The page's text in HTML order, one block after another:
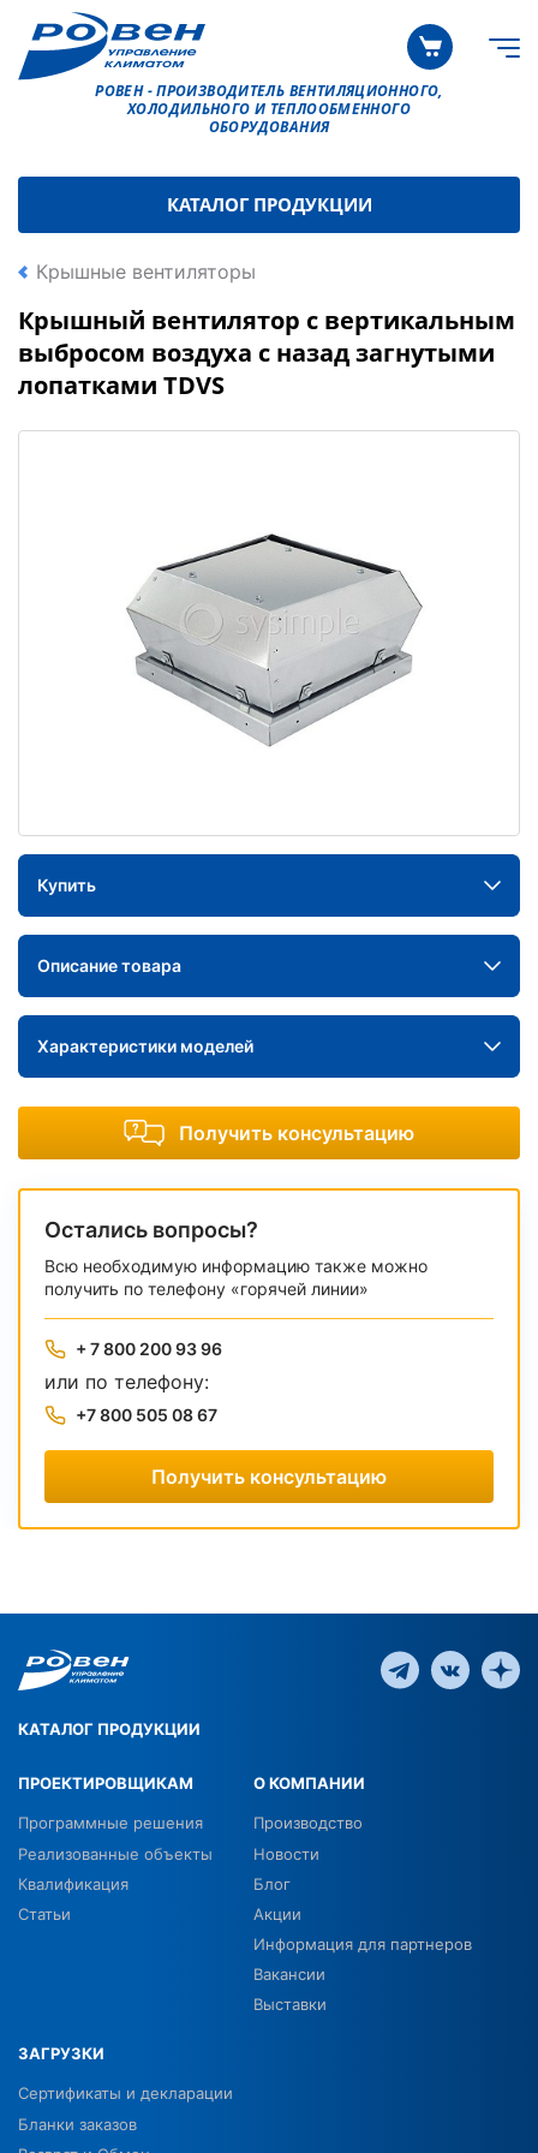
РОВЕН - ПРОИЗВОДИТЕЛЬ ВЕНТИЛЯЦИОННОГО,
ХОЛОДИЛЬНОГО И ТЕПЛООБМЕННОГО
ОБОРУДОВАНИЯ
КАТАЛОГ ПРОДУКЦИИ
Крышные вентиляторы
Крышный вентилятор с вертикальным
выбросом воздуха с назад загнутыми
лопатками TDVS
Купить
Описание товара
Характеристики моделей
Получить консультацию
Остались вопросы?
Всю необходимую информацию также можно
получить по телефону «горячей линии»
+ 7 800 200 93 96
или по телефону:
+7 800 505 08 67
Получить консультацию
КАТАЛОГ ПРОДУКЦИИ
ПРОЕКТИРОВЩИКАМ
Программные решения
Реализованные объекты
Квалификация
Статьи
О КОМПАНИИ
Производство
Новости
Блог
Акции
Информация для партнеров
Вакансии
Выставки
ЗАГРУЗКИ
Сертификаты и декларации
Бланки заказов